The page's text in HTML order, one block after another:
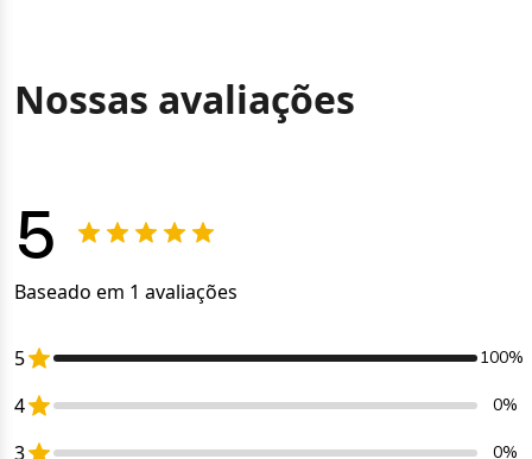
Nossas avaliações
5
Baseado em 1 avaliações
5 100%
4 0%
3 0%